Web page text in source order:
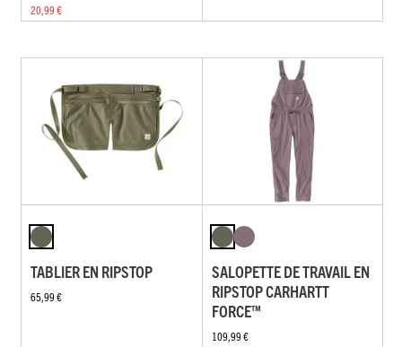
20,99 €
TABLIER EN RIPSTOP
65,99 €
SALOPETTE DE TRAVAIL EN
RIPSTOP CARHARTT
FORCE™
109,99 €